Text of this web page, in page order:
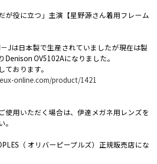
が役に立つ」主演【星野源さん着用フレーム
Jは日本製で生産されていましたが現在は製
Denison OV5102Aになりました。
おります。
online.com/product/1421
使用いただく場合は、伊達メガネ用レンズを
（ オリバーピープルズ）正規販売店にな